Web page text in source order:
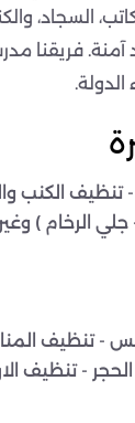
السجاد،
آمنة. فريقنا
الكنب
جلي الرخام )
- تنظيف
- تنظيف